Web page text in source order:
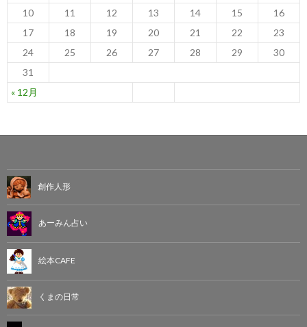
« 12月
10
11 12 13 14 15
16
17
18 19 20 21 22
23
24
25 26 27 28 29
30
31
創作人形
あーみん占い
絵本CAFE
くまの日常